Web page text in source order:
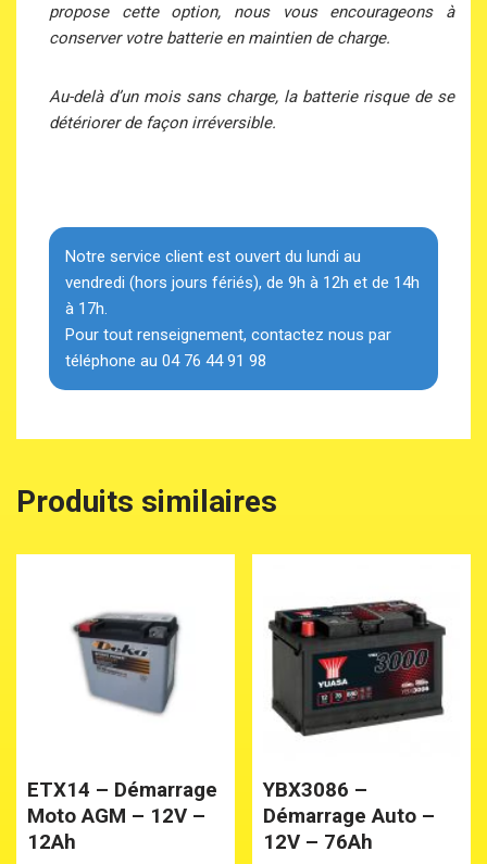
propose cette option, nous vous encourageons à
conserver votre batterie en maintien de charge.
Au-delà d’un mois sans charge, la batterie risque de se
détériorer de façon irréversible.
Notre service client est ouvert du lundi au
vendredi (hors jours fériés), de 9h à 12h et de 14h
à 17h.
Pour tout renseignement, contactez nous par
téléphone au 04 76 44 91 98
Produits similaires
ETX14 – Démarrage
Moto AGM – 12V –
12Ah
YBX3086 –
Démarrage Auto –
12V – 76Ah